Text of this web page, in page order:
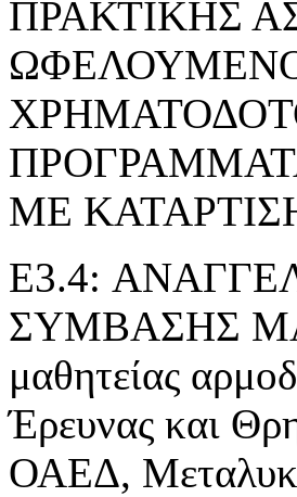
ΠΡΑΚΤΙΚΗΣ
ΜΕ
E3.4:
ΣΥΜΒΑΣΗΣ
μαθητείας
Έρευνας και
ΟΑΕΔ,